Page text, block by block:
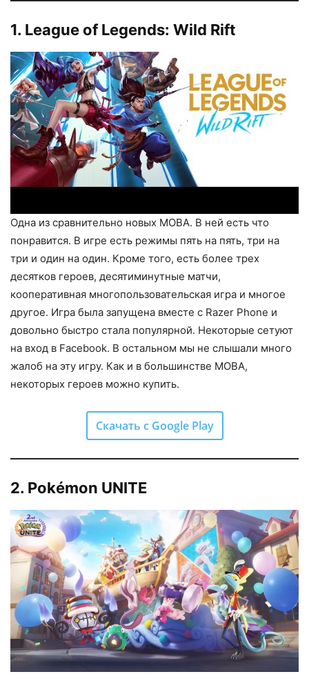
1. League of Legends: Wild Rift
Одна из сравнительно новых MOBA. В ней есть что
понравится. В игре есть режимы пять на пять, три на
три и один на один. Кроме того, есть более трех
десятков героев, десятиминутные матчи,
кооперативная многопользовательская игра и многое
другое. Игра была запущена вместе с Razer Phone и
довольно быстро стала популярной. Некоторые сетуют
на вход в Facebook. В остальном мы не слышали много
жалоб на эту игру. Как и в большинстве MOBA,
некоторых героев можно купить.
Скачать с Google Play
2. Pokémon UNITE